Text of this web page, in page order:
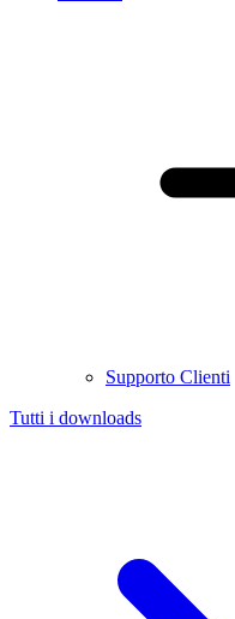
Supporto Clienti
Tutti i downloads